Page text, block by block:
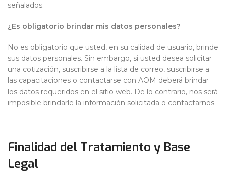
señalados.
¿Es obligatorio brindar mis datos personales?
No es obligatorio que usted, en su calidad de usuario, brinde
sus datos personales. Sin embargo, si usted desea solicitar
una cotización, suscribirse a la lista de correo, suscribirse a
las capacitaciones o contactarse con AOM deberá brindar
los datos requeridos en el sitio web. De lo contrario, nos será
imposible brindarle la información solicitada o contactarnos.
Finalidad del Tratamiento y Base
Legal